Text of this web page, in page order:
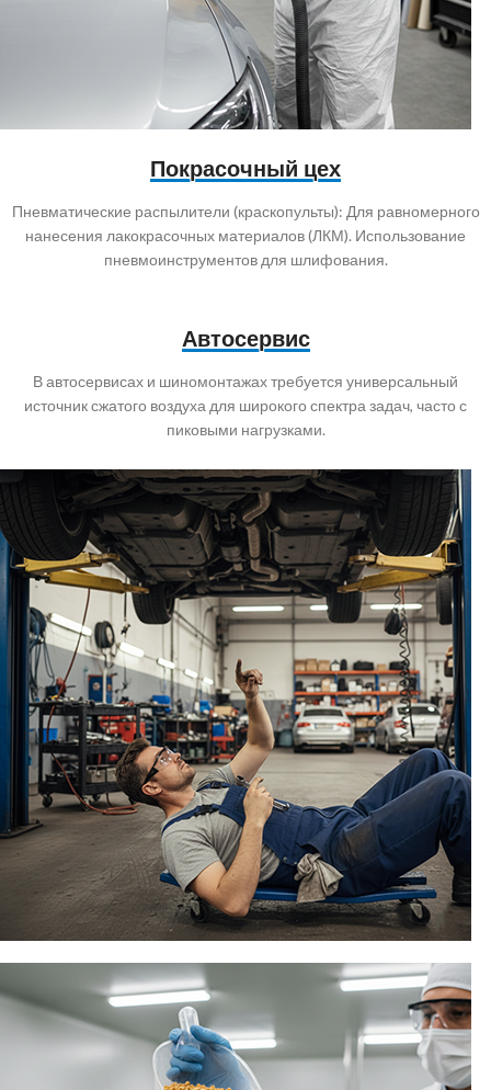
Покрасочный цех
Пневматические распылители (краскопульты): Для равномерного
нанесения лакокрасочных материалов (ЛКМ). Использование
пневмоинструментов для шлифования.
Автосервис
В автосервисах и шиномонтажах требуется универсальный
источник сжатого воздуха для широкого спектра задач, часто с
пиковыми нагрузками.